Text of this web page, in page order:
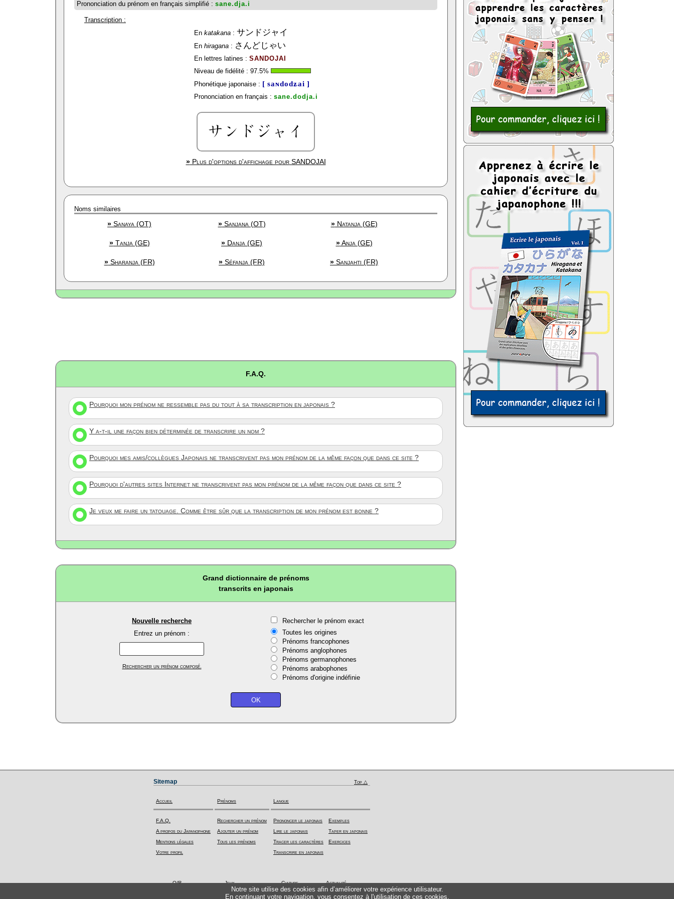
Prononciation du prénom en français simplifié : sane.dja.i
Transcription :
En katakana: サンドジャイ
En hiragana: さんどじゃい
En lettres latines : SANDOJAI
Niveau de fidélité : 97.5%
Phonétique japonaise : [ saɴdodʑai ]
Prononciation en français : sane.dodja.i
»Plus d'options d'affichage pourSANDOJAI
Noms similaires
» Sanaya (OT) »Sanjana (OT) »Natanja (GE)
»Tanja (GE) » Danja (GE) »Anja (GE)
»Sharanja (FR) » Séfanja (FR) » Sanjahti (FR)
F.A.Q.
Pourquoi mon prénom ne ressemble pas du tout à sa transcription en japonais ?
Y a-t-il une façon bien déterminée de transcrire un nom ?
Pourquoi mes amis/collègues Japonais ne transcrivent pas mon prénom de la même façon que dans ce site ?
Pourquoi d'autres sites Internet ne transcrivent pas mon prénom de la même façon que dans ce site ?
Je veux me faire un tatouage. Comme être sûr que la transcription de mon prénom est bonne ?
Grand dictionnaire de prénoms
transcrits en japonais
Nouvelle recherche
Entrez un prénom :
Rechercher un prénom composé.
Rechercher le prénom exact
Toutes les origines
Prénoms francophones
Prénoms anglophones
Prénoms germanophones
Prénoms arabophones
Prénoms d'origine indéfinie
Notre site utilise des cookies afin d’améliorer votre expérience utilisateur.
En continuant votre navigation, vous consentez à l'utilisation de ces cookies.
Sitemap Top △
Accueil
F.A.Q.
A propos du Japanophone
Mentions légales
Votre profil
Prénoms
Rechercher un prénom
Ajouter un prénom
Tous les prénoms
Langue
Prononcer le japonais
Lire le japonais
Tracer les caractères
Transcrire en japonais
Exemples
Taper en japonais
Exercices
Q/R Jeux Culture Actualité